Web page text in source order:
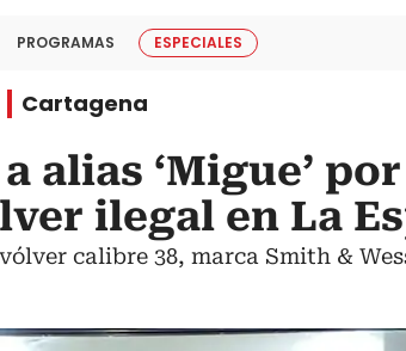
PROGRAMAS ESPECIALES
Cartagena
alias ‘Migue’
ilegal en La
calibre 38, marca Smith &